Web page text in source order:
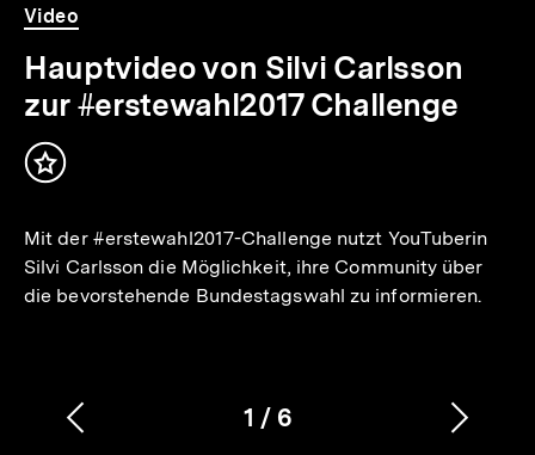
Video
Dauer
7
Min.
Video
Hauptvideo von Silvi Carlsson
zur #erstewahl2017 Challenge
Inhalt
Mit der #erstewahl2017-Challenge nutzt YouTuberin
Silvi Carlsson die Möglichkeit, ihre Community über
die bevorstehende Bundestagswahl zu informieren.
Karussellinhalt
1
von
/ 6
Vorherigen